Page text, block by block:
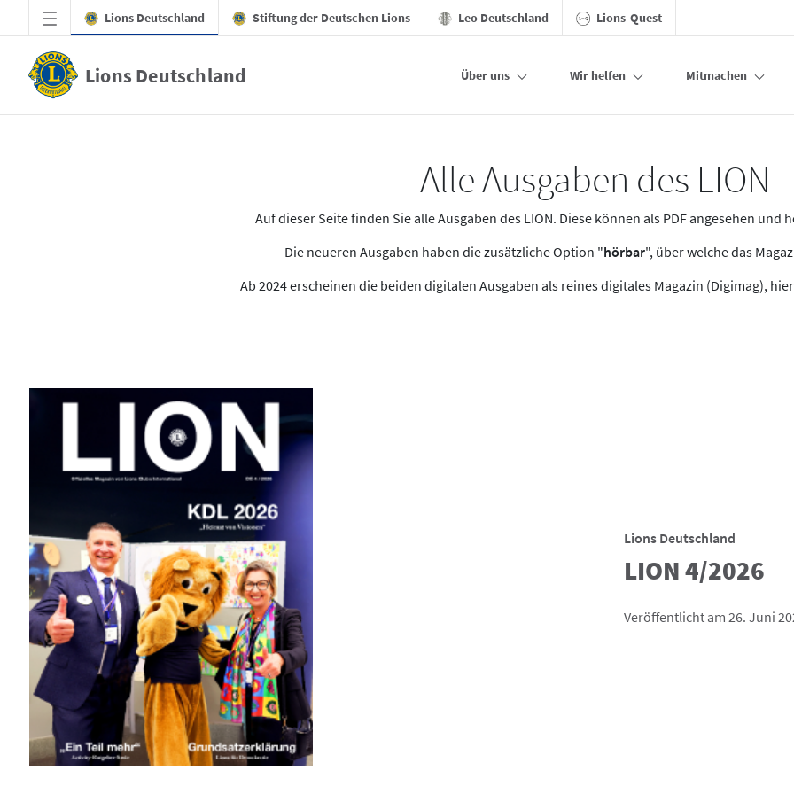
Zum Hauptinhalt springen
Lions Deutschland Stiftung der Deutschen Lions Leo Deutschland Lions-Quest
Lions Deutschland Über uns Wir helfen Mitmachen
Alle Ausgaben des LION
Auf dieser Seite finden Sie alle Ausgaben des LION. Diese können als PDF angesehen und
Die neueren Ausgaben haben die zusätzliche Option "hörbar", über welche das
Ab 2024 erscheinen die beiden digitalen Ausgaben als reines digitales Magazin (Digimag),
Lions Deutschland
LION 4/2026
Veröffentlicht am 26. Juni